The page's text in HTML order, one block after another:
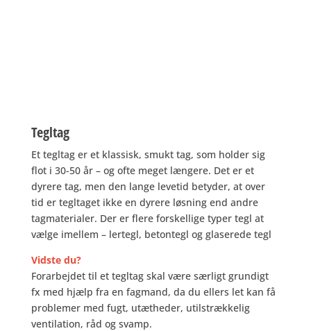
Tegltag
Et tegltag er et klassisk, smukt tag, som holder sig
flot i 30-50 år – og ofte meget længere. Det er et
dyrere tag, men den lange levetid betyder, at over
tid er tegltaget ikke en dyrere løsning end andre
tagmaterialer. Der er flere forskellige typer tegl at
vælge imellem – lertegl, betontegl og glaserede tegl
Vidste du?
Forarbejdet til et tegltag skal være særligt grundigt
fx med hjælp fra en fagmand, da du ellers let kan få
problemer med fugt, utætheder, utilstrækkelig
ventilation, råd og svamp.